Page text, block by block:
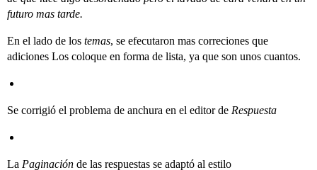
futuro mas tarde.
En el lado de los temas, se efecutaron mas correciones que
adiciones Los coloque en forma de lista, ya que son unos cuantos.
Se corrigió el problema de anchura en el editor de Respuesta
La Paginación de las respuestas se adaptó al estilo